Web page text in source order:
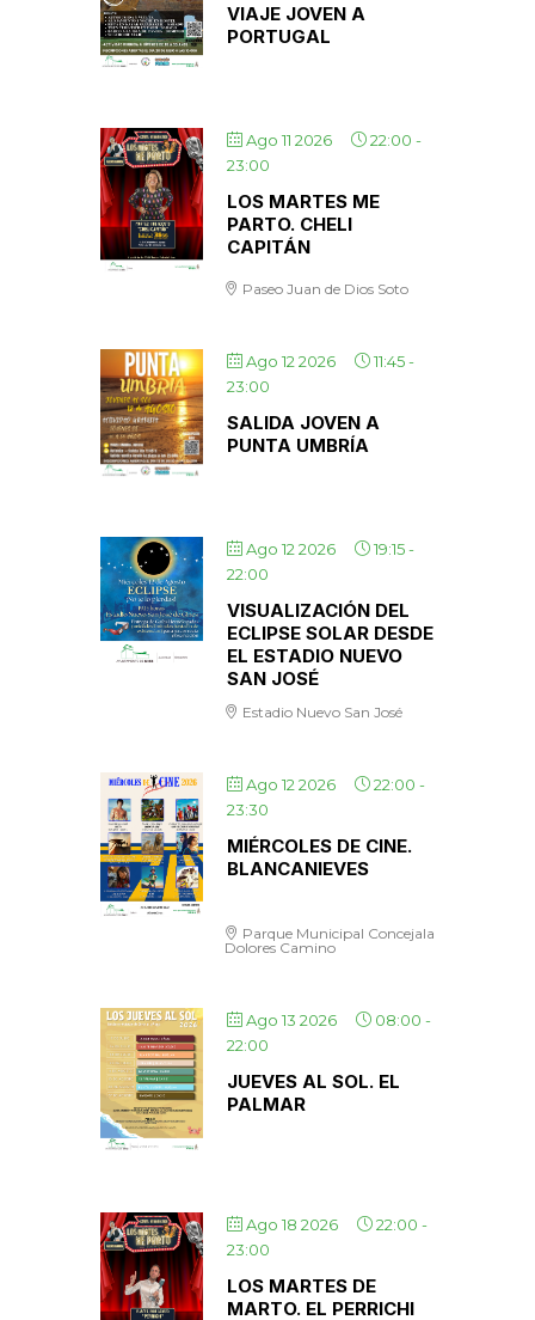
VIAJE JOVEN A
PORTUGAL
Ago 11 2026 22:00 -
23:00
LOS MARTES ME
PARTO. CHELI
CAPITÁN
Paseo Juan de Dios Soto
Ago 12 2026 11:45-
23:00
SALIDA JOVEN A
PUNTA UMBRÍA
Ago 12 2026 19:15-
22:00
VISUALIZACIÓN DEL
ECLIPSE SOLAR DESDE
EL ESTADIO NUEVO
SAN JOSÉ
Estadio Nuevo San José
Ago 12 2026 22:00 -
23:30
MIÉRCOLES DE CINE.
BLANCANIEVES
Parque Municipal Concejala
Dolores Camino
Ago 13 2026 08:00 -
22:00
JUEVES AL SOL. EL
PALMAR
Ago 18 2026 22:00 -
23:00
LOS MARTES DE
MARTO. EL PERRICHI